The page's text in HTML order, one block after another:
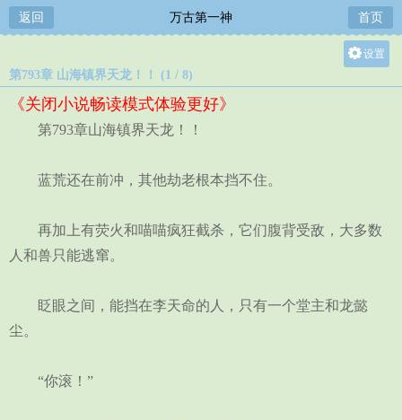
返回 万古第一神 首页
设置
第793章 山海镇界天龙！！ (1 / 8)
《关闭小说畅读模式体验更好》
第793章山海镇界天龙！！
蓝荒还在前冲，其他劫老根本挡不住。
再加上有荧火和喵喵疯狂截杀，它们腹背受敌，大多数
人和兽只能逃窜。
眨眼之间，能挡在李天命的人，只有一个堂主和龙懿
尘。
“你滚！”